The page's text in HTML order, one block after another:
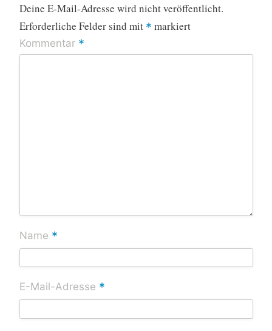
Deine E-Mail-Adresse wird nicht veröffentlicht.
Erforderliche Felder sind mit * markiert
Kommentar *
Name *
E-Mail-Adresse *